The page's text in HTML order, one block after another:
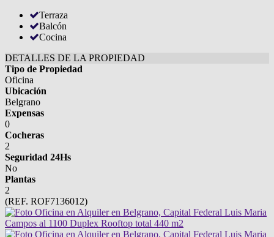
Terraza
Balcón
Cocina
DETALLES DE LA PROPIEDAD
Tipo de Propiedad
Oficina
Ubicación
Belgrano
Expensas
0
Cocheras
2
Seguridad 24Hs
No
Plantas
2
(REF. ROF7136012)